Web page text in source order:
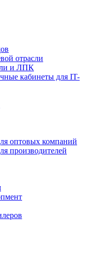
отрасли
и ЛПК
кабинеты для IT-
оптовых компаний
производителей